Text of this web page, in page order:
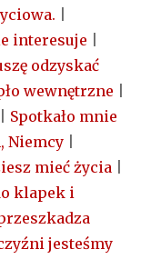
interesuje
odzyskać
wewnętrzne
Spotkało mnie
Niemcy
mieć życia
klapek i
jesteśmy